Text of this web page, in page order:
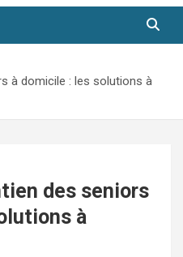
à domicile : les solutions à
des seniors
à